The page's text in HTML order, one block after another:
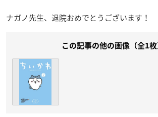
ナガノ先生、退院おめでとうございます！
この記事の他の画像（全1枚